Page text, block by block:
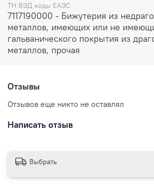
ТН ВЭД коды ЕАЭС
7117190000 - Бижутерия из
металлов, имеющих или не
гальванического покрытия из
металлов, прочая
Отзывы
Отзывов еще никто не оставлял
Написать отзыв
Выбрать